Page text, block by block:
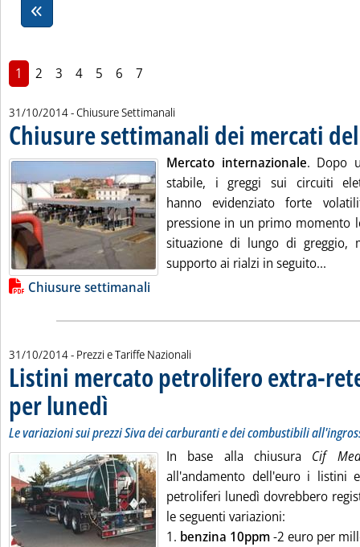
1 2 3 4 5 6 7
31/10/2014- Chiusure Settimanali
Chiusure settimanali dei mercati
Mercato internazionale. Dopo
stabile, i greggi sui circuiti
hanno evidenziato forte
pressione in un primo momento
situazione di lungo di greggio,
supporto ai rialzi in seguito...
Lista allegati PDF alla notizia
Chiusure settimanali
31/10/2014- Prezzi e Tariffe Nazionali
Listini mercato petrolifero extra-
per lunedì . Sottotitolo: Le variazioni sui prezzi Siva dei carburanti e dei
. Pubblicata venerdì 31 ottobre 2014 alle 9.26.
Le variazioni sui prezzi Siva dei carburanti e dei combustibili
In base alla chiusura Cif
all'andamento dell'euro i listini
petroliferi lunedì dovrebbero
le seguenti variazioni:
1. benzina 10ppm-2 euro per